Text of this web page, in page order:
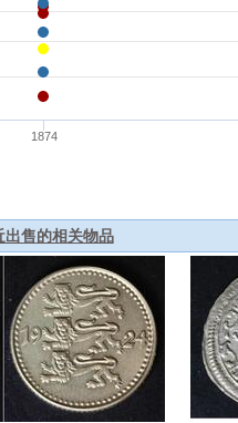
出售的相关物品